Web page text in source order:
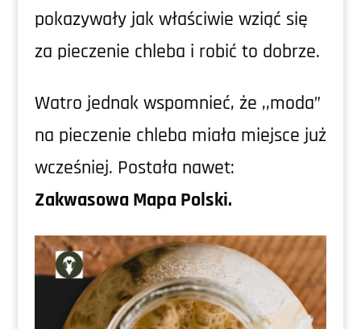
pokazywały jak właściwie wziąć się
za pieczenie chleba i robić to dobrze.
Watro jednak wspomnieć, że ,,moda”
na pieczenie chleba miała miejsce już
wcześniej. Postała nawet:
Zakwasowa Mapa Polski.